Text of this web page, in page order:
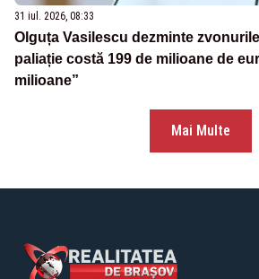
31 iul. 2026, 08:33
Olguța Vasilescu dezminte
paliație costă 199 de milioane de
milioane”
Mai Multe